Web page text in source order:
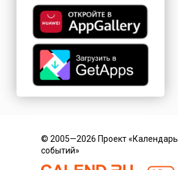
© 2005—2026 Проект «Календарь
событий»